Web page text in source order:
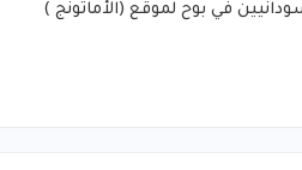
في بوح لموقع (الأماتونج )